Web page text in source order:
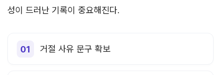
성이 드러난 기록이 중요해진다.
거절 사유 문구 확보